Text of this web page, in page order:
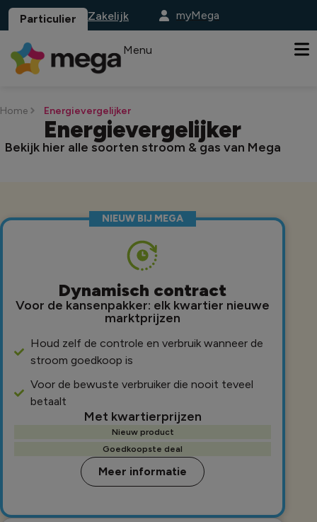
Particulier Zakelijk myMega
Menu
Home Energievergelijker
Energievergelijker
Bekijk hier alle soorten stroom & gas van Mega
NIEUW BIJ MEGA
Dynamisch contract
Voor de kansenpakker: elk kwartier nieuwe
marktprijzen
Houd zelf de controle en verbruik wanneer de
stroom goedkoop is
Voor de bewuste verbruiker die nooit teveel
betaalt
Met kwartierprijzen
Nieuw product
Goedkoopste deal
Meer informatie